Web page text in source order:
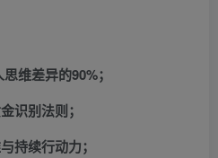
维差异的90%；
识别法则；
持续行动力；